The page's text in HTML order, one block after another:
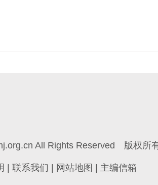
All Rights Reserved 版权所
联系我们 网站地图 主编信箱